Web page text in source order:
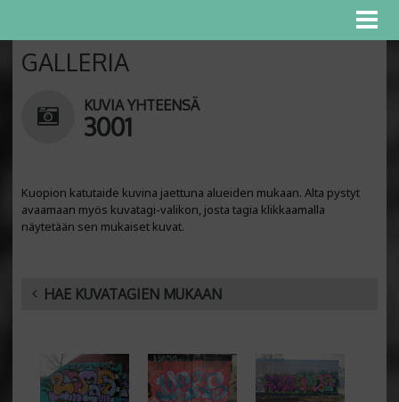
GALLERIA
KUVIA YHTEENSÄ
3001
Kuopion katutaide kuvina jaettuna alueiden mukaan. Alta pystyt
avaamaan myös kuvatagi-valikon, josta tagia klikkaamalla
näytetään sen mukaiset kuvat.
HAE KUVATAGIEN MUKAAN